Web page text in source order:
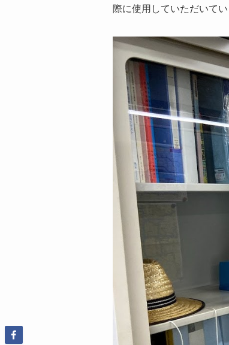
際に使用していただいて